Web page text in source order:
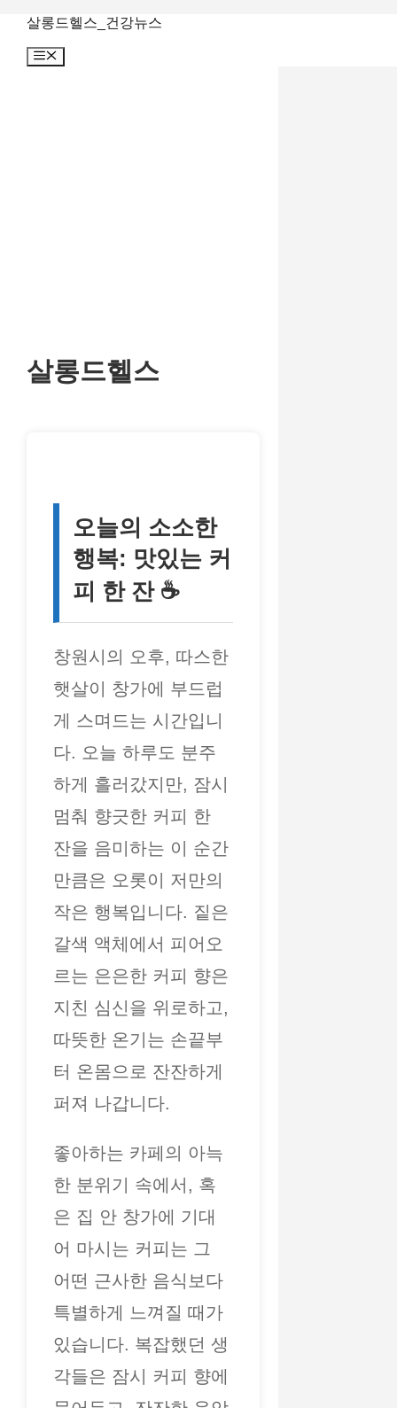
살롱드헬스_건강뉴스
메
살롱드헬스
오늘의 소소한
행복: 맛있는 커
피 한 잔 ☕
창원시의 오후, 따스한
햇살이 창가에 부드럽
게 스며드는 시간입니
다. 오늘 하루도 분주
하게 흘러갔지만, 잠시
멈춰 향긋한 커피 한
잔을 음미하는 이 순간
만큼은 오롯이 저만의
작은 행복입니다. 짙은
갈색 액체에서 피어오
르는 은은한 커피 향은
지친 심신을 위로하고,
따뜻한 온기는 손끝부
터 온몸으로 잔잔하게
퍼져 나갑니다.
좋아하는 카페의 아늑
한 분위기 속에서, 혹
은 집 안 창가에 기대
어 마시는 커피는 그
어떤 근사한 음식보다
특별하게 느껴질 때가
있습니다. 복잡했던 생
각들은 잠시 커피 향에